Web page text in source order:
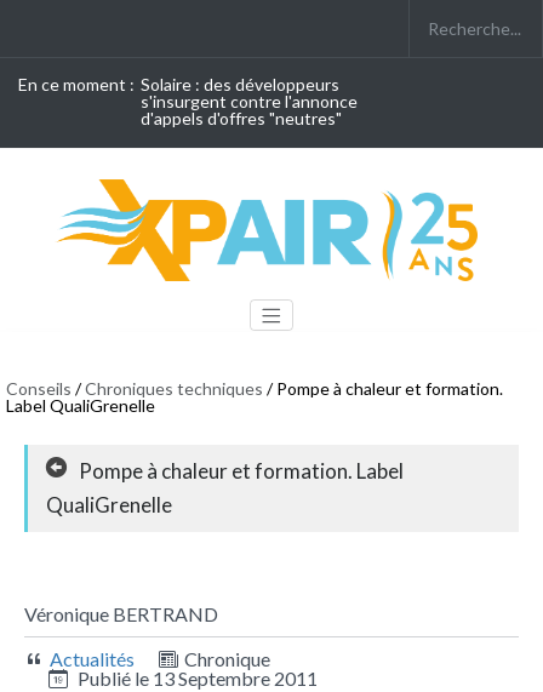
En ce moment : Solaire : des développeurs
s'insurgent contre l'annonce
d'appels d'offres "neutres"
Conseils /Chroniques techniques / Pompe à chaleur et formation.
Label QualiGrenelle
Pompe à chaleur et formation. Label
QualiGrenelle
Véronique BERTRAND
Actualités
Chronique
Publié le 13 Septembre 2011